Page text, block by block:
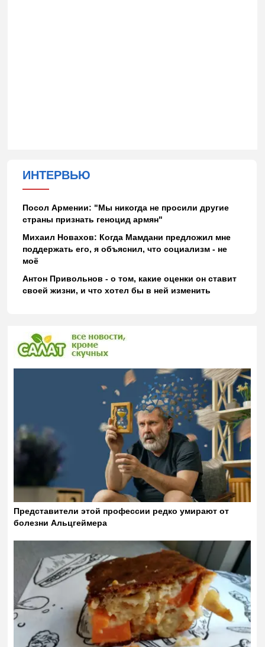
ИНТЕРВЬЮ
Посол Армении: "Мы никогда не просили другие
страны признать геноцид армян"
Михаил Новахов: Когда Мамдани предложил мне
поддержать его, я объяснил, что социализм - не
моё
Антон Привольнов - о том, какие оценки он ставит
своей жизни, и что хотел бы в ней изменить